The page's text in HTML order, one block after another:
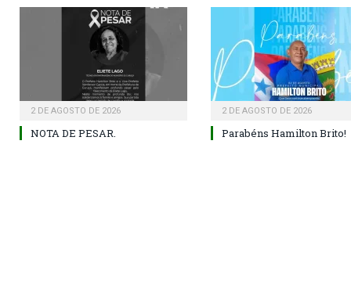
2 DE AGOSTO DE 2026
NOTA DE PESAR.
2 DE AGOSTO DE 2026
Parabéns Hamilton Brito!